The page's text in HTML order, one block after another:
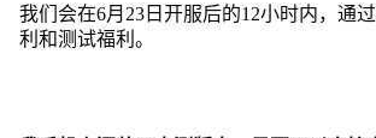
我们会在6月23日开服后的12小时内，通
利和测试福利。